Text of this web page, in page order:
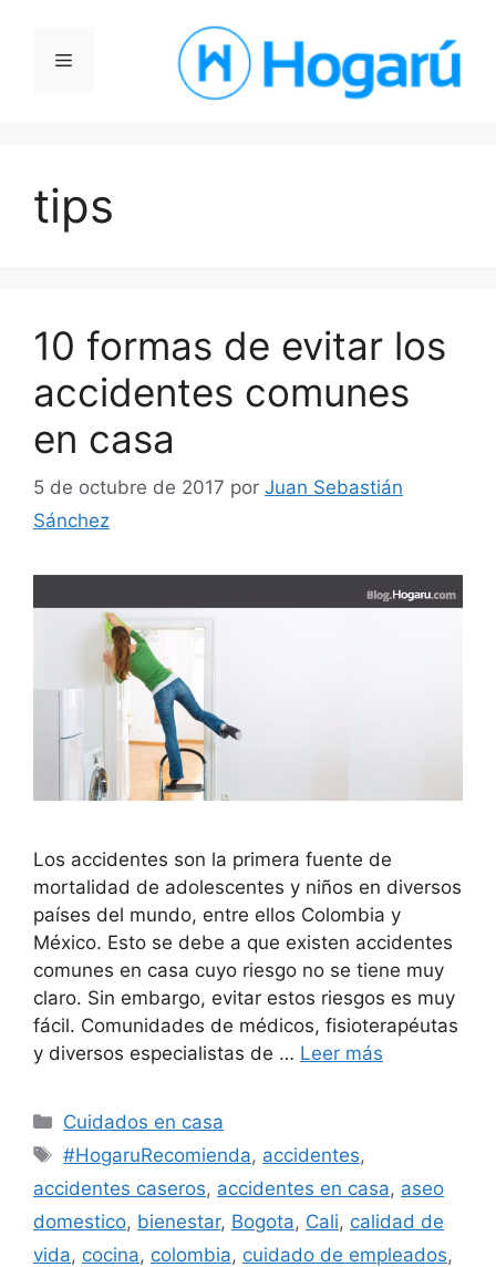
contenidoMenú
tips
10 formas de evitar los
accidentes comunes
en casa
5 de octubre de 2017 por Juan Sebastián
Sánchez
Los accidentes son la primera fuente de
mortalidad de adolescentes y niños en diversos
países del mundo, entre ellos Colombia y
México. Esto se debe a que existen accidentes
comunes en casa cuyo riesgo no se tiene muy
claro. Sin embargo, evitar estos riesgos es muy
fácil. Comunidades de médicos, fisioterapéutas
y diversos especialistas de … Leer más
Categorías
Cuidados en casa
Etiquetas
#HogaruRecomienda, accidentes,
accidentes caseros, accidentes en casa, aseo
domestico, bienestar, Bogota, Cali, calidad de
vida, cocina, colombia, cuidado de empleados,